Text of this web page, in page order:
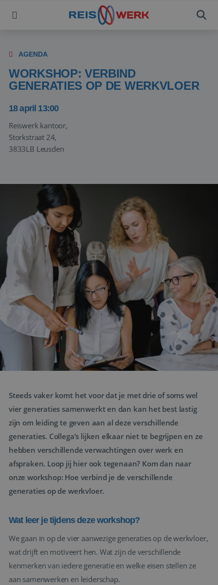
AGENDA
WORKSHOP: VERBIND
GENERATIES OP DE WERKVLOER
18 april 13:00
Reiswerk kantoor,
Storkstraat 24,
3833LB Leusden
Steeds vaker komt het voor dat je met drie of soms wel
vier generaties samenwerkt en dan kan het best lastig
zijn om leiding te geven aan al deze verschillende
generaties. Collega’s lijken elkaar niet te begrijpen en ze
hebben verschillende verwachtingen over werk en
afspraken. Loop jij hier ook tegenaan? Kom dan naar
onze workshop: Hoe verbind je de verschillende
generaties op de werkvloer.
Wat leer je tijdens deze workshop?
We gaan in op de vier aanwezige generaties op de werkvloer,
wat drijft en motiveert hen. Wat zijn de verschillende
kenmerken van iedere generatie en welke eisen stellen ze
aan samenwerken en leiderschap.